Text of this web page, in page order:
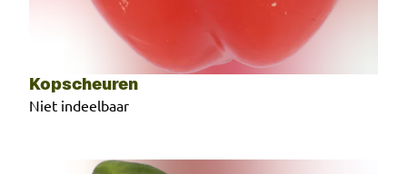
Kopscheuren
Niet indeelbaar